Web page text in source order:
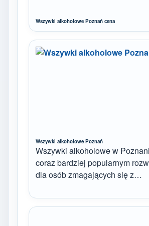
Wszywki alkoholowe Poznań cena
Wszywki alkoholowe Poznań
Wszywki alkoholowe w
coraz bardziej popularnym
dla osób zmagających się z…